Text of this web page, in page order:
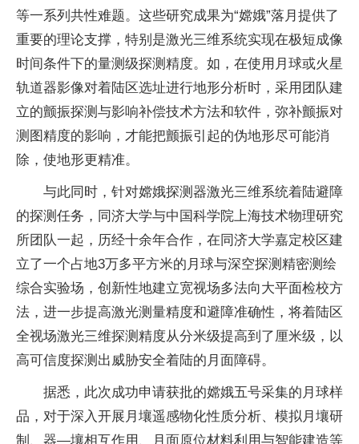
等一系列共性难题。这些研究成果为“嫦娥”落月提供了
重要的理论支撑，特别是激光三维系统实现在极短成像
时间条件下的量测级探测精度。如，在使用月球或火星
轨道器影像对着陆区选址进行地形分析时，采用团队建
立的颤振探测与影响补偿技术方法和软件，弥补颤振对
测图精度的影响，才能把颤振引起的伪地形尽可能消
除，使地形更精准。
与此同时，针对嫦娥探测器激光三维系统着陆避障
的探测任务，同济大学与中国科学院上海技术物理研究
所团队一起，历经十余年合作，在同济大学嘉定校区建
立了一个占地3万多平方米的月球与深空探测精密测绘
综合实验场，创新性地建立宽视场多法向大平面检校方
法，进一步提高激光测量精度和避障准确性，将着陆区
全视场激光三维探测精度从分米级提高到了厘米级，以
高可信度探测出威胁安全着陆的月面障碍。
据悉，此次成功申请获批的嫦娥五号采集的月球样
品，对于深入开展月壤遥感物化性质分析、模拟月壤研
制、器—壤相互作用、月面原位材料利用与智能建造等